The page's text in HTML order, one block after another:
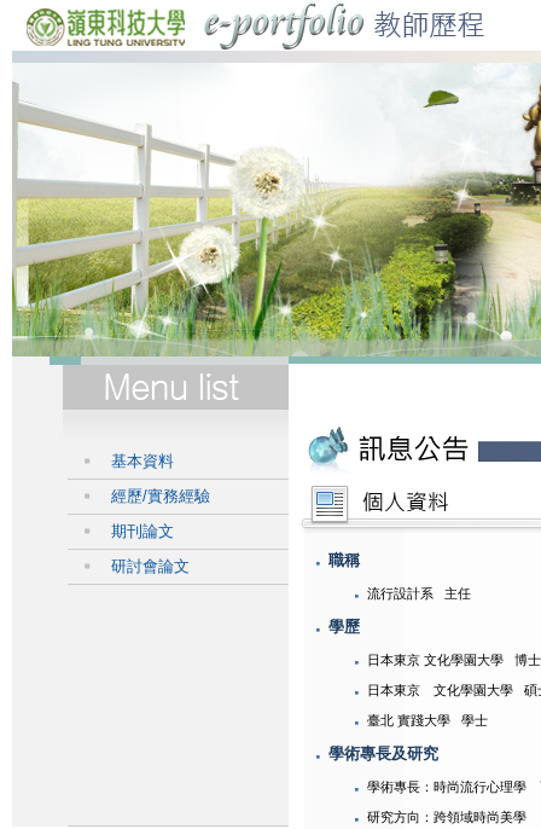
基本資料
經歷/實務經驗
期刊論文
研討會論文
職稱
流行設計系 主任
學歷
日本東京 文化學園大學 博士
日本東京 文化學園大學 碩
臺北 實踐大學 學士
學術專長及研究
學術專長：時尚流行心理學
研究方向：跨領域時尚美學